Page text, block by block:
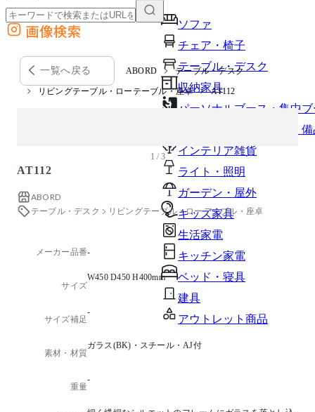
ソファ
チェア・椅子
テーブル・デスク
収納家具
パーソナルブース・集中
オフィスアクセサリー・
インテリア雑貨
ライト・照明
ガーデン・屋外
キッズ家具
生活家電
キッチン家電
ベッド・寝具
建具
アウトレット商品
外部サイトの商品をカートに追加
他のサイトで見つけた商品ページのURLを貼り付けて、カートに追加できます
画像検索
一覧へ戻る ABORD テーブル・デスク
リビングテーブル・ローテーブル・座卓 AT112
1 / 3
AT112
ABORD
テーブル・デスク
リビングテーブル・ローテーブル・座卓
メーカー品番-
サイズ
W450 D450 H400mm
サイズ補足
-
素材・材質
ガラス(BK)・スチール・AJ付
重量
-